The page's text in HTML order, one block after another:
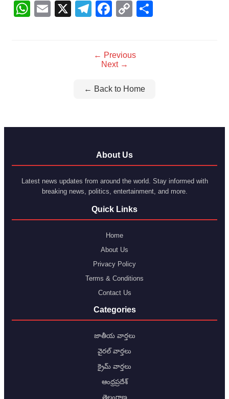
WhatsApp
Email
X Telegram
Facebook
Copy
← Previous
Next →
← Back to Home
About Us
Latest news updates from around the world. Stay informed with
breaking news, politics, entertainment, and more.
Quick Links
Home
About Us
Privacy Policy
Terms & Conditions
Contact Us
Categories
జాతీయ వార్తలు
వైరల్ వార్తలు
క్రైమ్ వార్తలు
ఆంధ్రప్రదేశ్
తెలంగాణ